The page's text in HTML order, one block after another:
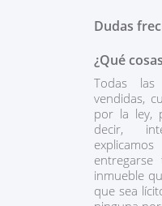
Dudas
¿Qué
Todas
vendidas,
por la ley,
decir,
inmueble
que sea